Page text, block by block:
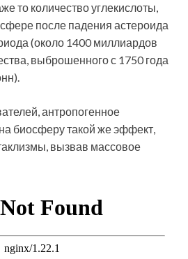
то количество углекислоты,
после падения астероида
(около 1400 миллиардов
выброшенного с 1750 года
антропогенное
биосферу такой же эффект,
вызвав массовое